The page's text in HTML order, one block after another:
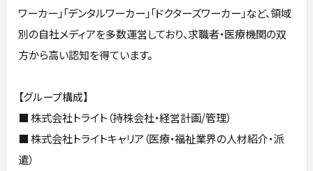
ワーカー」「デンタルワーカー」「ドクターズワーカー」など、領域
別の自社メディアを多数運営しており、求職者・医療機関の双
方から高い認知を得ています。
【グループ構成】
■ 株式会社トライト（持株会社・経営計画/管理）
■ 株式会社トライトキャリア（医療・福祉業界の人材紹介・派
遣）